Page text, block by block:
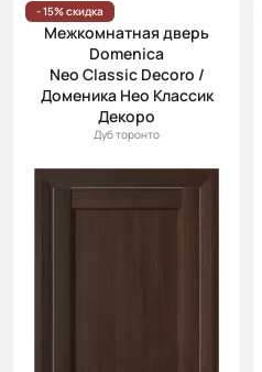
- 15% скидка
Межкомнатная дверь
Domenica
Neo Classic Decoro /
Доменика Нео Классик
Декоро
Дуб торонто